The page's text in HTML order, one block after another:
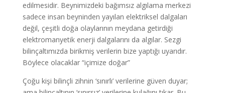
edilmesidir. Beynimizdeki bağımsız algılama merkezi
sadece insan beyninden yayılan elektriksel dalgaları
değil, çeşitli doğa olaylarının meydana getirdiği
elektromanyetik enerji dalgalarını da algılar. Sezgi
bilinçaltımızda birikmiş verilerin bize yaptığı uyarıdır.
Böylece olacaklar “içimize doğar”
Çoğu kişi bilinçli zihnin ‘sınırlı’ verilerine güven duyar;